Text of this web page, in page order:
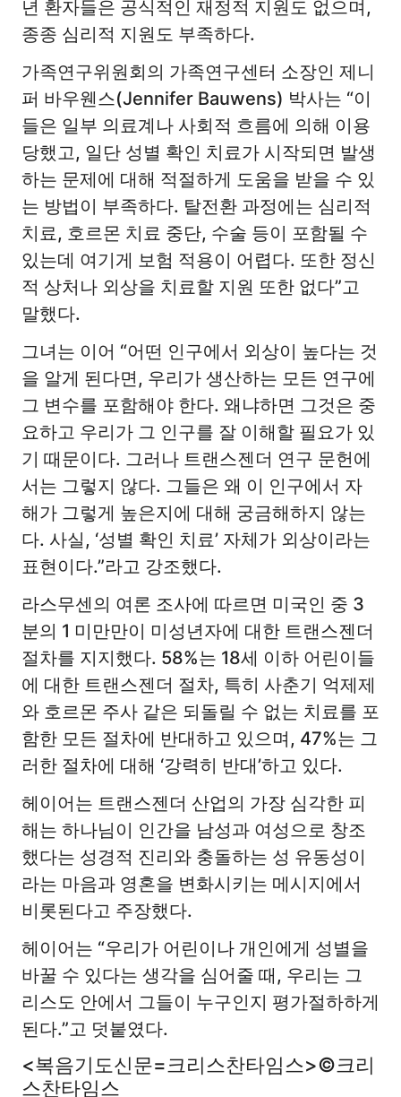
년 환자들은 공식적인 재정적 지원도 없으며,
종종 심리적 지원도 부족하다.
가족연구위원회의 가족연구센터 소장인 제니
퍼 바우웬스(Jennifer Bauwens) 박사는 “이
들은 일부 의료계나 사회적 흐름에 의해 이용
당했고, 일단 성별 확인 치료가 시작되면 발생
하는 문제에 대해 적절하게 도움을 받을 수 있
는 방법이 부족하다. 탈전환 과정에는 심리적
치료, 호르몬 치료 중단, 수술 등이 포함될 수
있는데 여기게 보험 적용이 어렵다. 또한 정신
적 상처나 외상을 치료할 지원 또한 없다”고
말했다.
그녀는 이어 “어떤 인구에서 외상이 높다는 것
을 알게 된다면, 우리가 생산하는 모든 연구에
그 변수를 포함해야 한다. 왜냐하면 그것은 중
요하고 우리가 그 인구를 잘 이해할 필요가 있
기 때문이다. 그러나 트랜스젠더 연구 문헌에
서는 그렇지 않다. 그들은 왜 이 인구에서 자
해가 그렇게 높은지에 대해 궁금해하지 않는
다. 사실, ‘성별 확인 치료’ 자체가 외상이라는
표현이다.”라고 강조했다.
라스무센의 여론 조사에 따르면 미국인 중 3
분의 1 미만만이 미성년자에 대한 트랜스젠더
절차를 지지했다. 58%는 18세 이하 어린이들
에 대한 트랜스젠더 절차, 특히 사춘기 억제제
와 호르몬 주사 같은 되돌릴 수 없는 치료를 포
함한 모든 절차에 반대하고 있으며, 47%는 그
러한 절차에 대해 ‘강력히 반대’하고 있다.
헤이어는 트랜스젠더 산업의 가장 심각한 피
해는 하나님이 인간을 남성과 여성으로 창조
했다는 성경적 진리와 충돌하는 성 유동성이
라는 마음과 영혼을 변화시키는 메시지에서
비롯된다고 주장했다.
헤이어는 “우리가 어린이나 개인에게 성별을
바꿀 수 있다는 생각을 심어줄 때, 우리는 그
리스도 안에서 그들이 누구인지 평가절하하게
된다.”고 덧붙였다.
<복음기도신문=크리스찬타임스>©크리
스찬타임스